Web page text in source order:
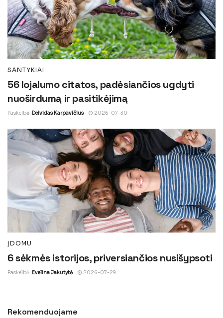
SANTYKIAI
56 lojalumo citatos, padėsiančios ugdyti
nuoširdumą ir pasitikėjimą
Paskelbė Deividas Karpavičius 2026-07-30
ĮDOMU
6 sėkmės istorijos, priversiančios nusišypsoti
Paskelbė Evelina Jakutytė 2026-07-29
Rekomenduojame